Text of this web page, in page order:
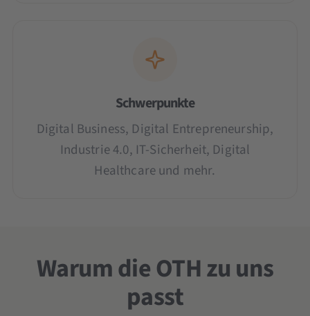
Schwerpunkte
Digital Business, Digital Entrepreneurship,
Industrie 4.0, IT-Sicherheit, Digital
Healthcare und mehr.
Warum die OTH zu uns
passt